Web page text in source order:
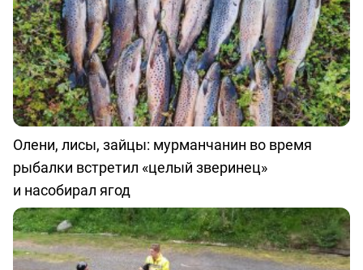
Олени, лисы, зайцы: мурманчанин во время
рыбалки встретил «целый зверинец»
и насобирал ягод